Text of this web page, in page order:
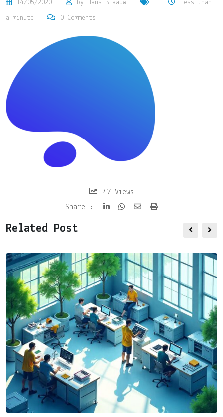
14/05/2020 by Hans Blaauw Less than
a minute 0 Comments
47 Views
Share :
SharePrint
Related Post